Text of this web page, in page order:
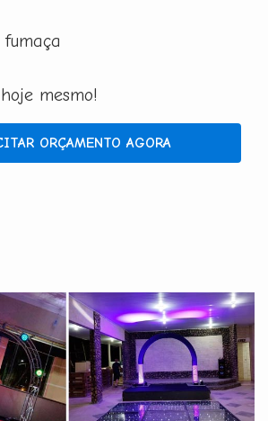
mesmo!
ORÇAMENTO AGORA